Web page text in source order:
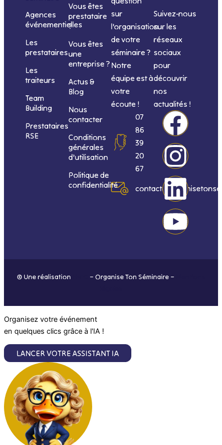
Agences
événementielles
Les
prestataires
Les
traiteurs
Team
Building
Prestataires
RSE
Vous êtes
prestataire
?
Vous êtes
une
entreprise ?
Actus &
Blog
Nous
contacter
Conditions
générales
d’utilisation
Politique de
confidentialité
sur
l’organisation
de votre
séminaire ?
Notre
équipe est à
votre
écoute !
07
86
39
20
67
Suivez-nous
sur les
réseaux
sociaux
pour
découvrir
nos
actualités !
F
a
c
e
b
I
n
s
t
a
L
i
n
k
e
Y
o
u
t
u
© Une réalisation – Organise Ton Séminaire –
Organisez votre événement
en quelques clics grâce à l'IA !
LANCER VOTRE ASSISTANT IA